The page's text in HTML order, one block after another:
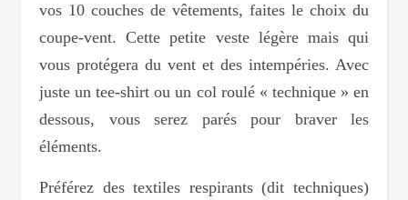
vos 10 couches de vêtements, faites le choix du
coupe-vent. Cette petite veste légère mais qui
vous protégera du vent et des intempéries. Avec
juste un tee-shirt ou un col roulé « technique » en
dessous, vous serez parés pour braver les
éléments.
Préférez des textiles respirants (dit techniques)